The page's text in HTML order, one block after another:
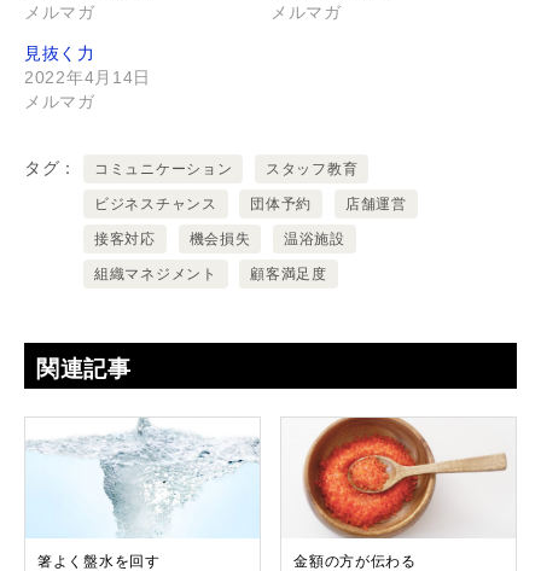
メルマガ
メルマガ
見抜く力
2022年4月14日
メルマガ
タグ コミュニケーション スタッフ教育
ビジネスチャンス 団体予約 店舗運営
接客対応 機会損失 温浴施設
組織マネジメント 顧客満足度
関連記事
箸よく盤水を回す 金額の方が伝わる